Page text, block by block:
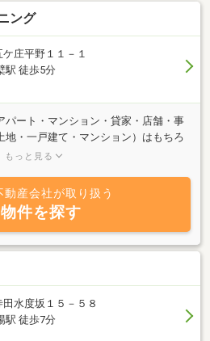
ング
庄平野１１－１
駅 徒歩5分
パート・マンション・貸家・店舗・事
地・一戸建て・マンション）はもちろ
頂けるお部屋見つけさせて頂きます。
収益物件に関しては、主婦・サラリー
頃物件から扱っておりますので、いつ
られる方は、当社にご相談下さい。当
ます。又、今現在収益物件（アパー
・事務所）等を所有しているが、管理
様もお気軽に、ご相談下さい。当社
もっと見る
動産会社が取り扱う
件を探す
水度坂１５－５８
駅 徒歩7分